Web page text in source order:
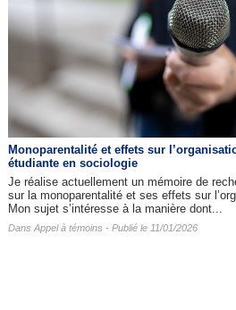
Monoparentalité et effets sur
étudiante en sociologie
Je réalise actuellement un mémoire de
sur la monoparentalité et ses effets sur
Mon sujet s’intéresse à la manière dont...
Dans Appel à témoins - Publié le 11/01/2026